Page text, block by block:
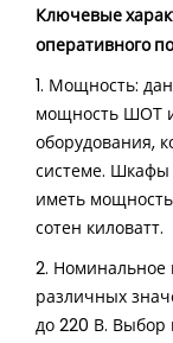
Ключевые
оперативного
1. Мощность:
мощность ШОТ
оборудования,
системе. Шкафы
иметь мощность
сотен киловатт.
2.
различных
до 220 В. Выбор